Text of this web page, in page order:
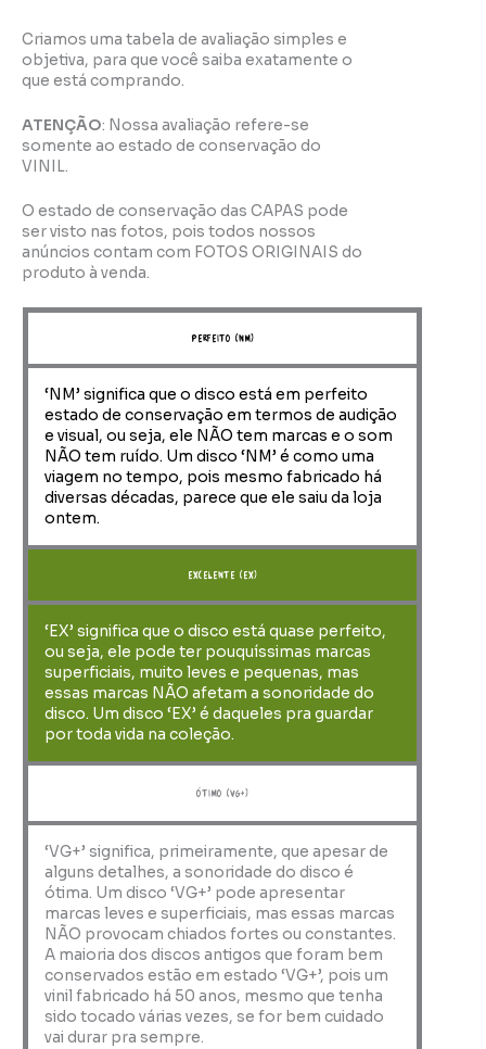
Criamos uma tabela de avaliação simples e
objetiva, para que você saiba exatamente o
que está comprando.
ATENÇÃO: Nossa avaliação refere-se
somente ao estado de conservação do
VINIL.
O estado de conservação das CAPAS pode
ser visto nas fotos, pois todos nossos
anúncios contam com FOTOS ORIGINAIS do
produto à venda.
perfeito (NM)
‘NM’ significa que o disco está em perfeito
estado de conservação em termos de audição
e visual, ou seja, ele NÃO tem marcas e o som
NÃO tem ruído. Um disco ‘NM’ é como uma
viagem no tempo, pois mesmo fabricado há
diversas décadas, parece que ele saiu da loja
ontem.
Excelente (EX)
‘EX’ significa que o disco está quase perfeito,
ou seja, ele pode ter pouquíssimas marcas
superficiais, muito leves e pequenas, mas
essas marcas NÃO afetam a sonoridade do
disco. Um disco ‘EX’ é daqueles pra guardar
por toda vida na coleção.
ótimo (VG+)
‘VG+’ significa, primeiramente, que apesar de
alguns detalhes, a sonoridade do disco é
ótima. Um disco ‘VG+’ pode apresentar
marcas leves e superficiais, mas essas marcas
NÃO provocam chiados fortes ou constantes.
A maioria dos discos antigos que foram bem
conservados estão em estado ‘VG+’, pois um
vinil fabricado há 50 anos, mesmo que tenha
sido tocado várias vezes, se for bem cuidado
vai durar pra sempre.